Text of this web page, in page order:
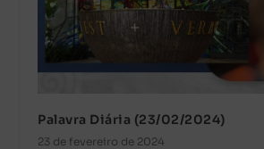
Palavra Diária (23/02/2024)
23 de fevereiro de 2024